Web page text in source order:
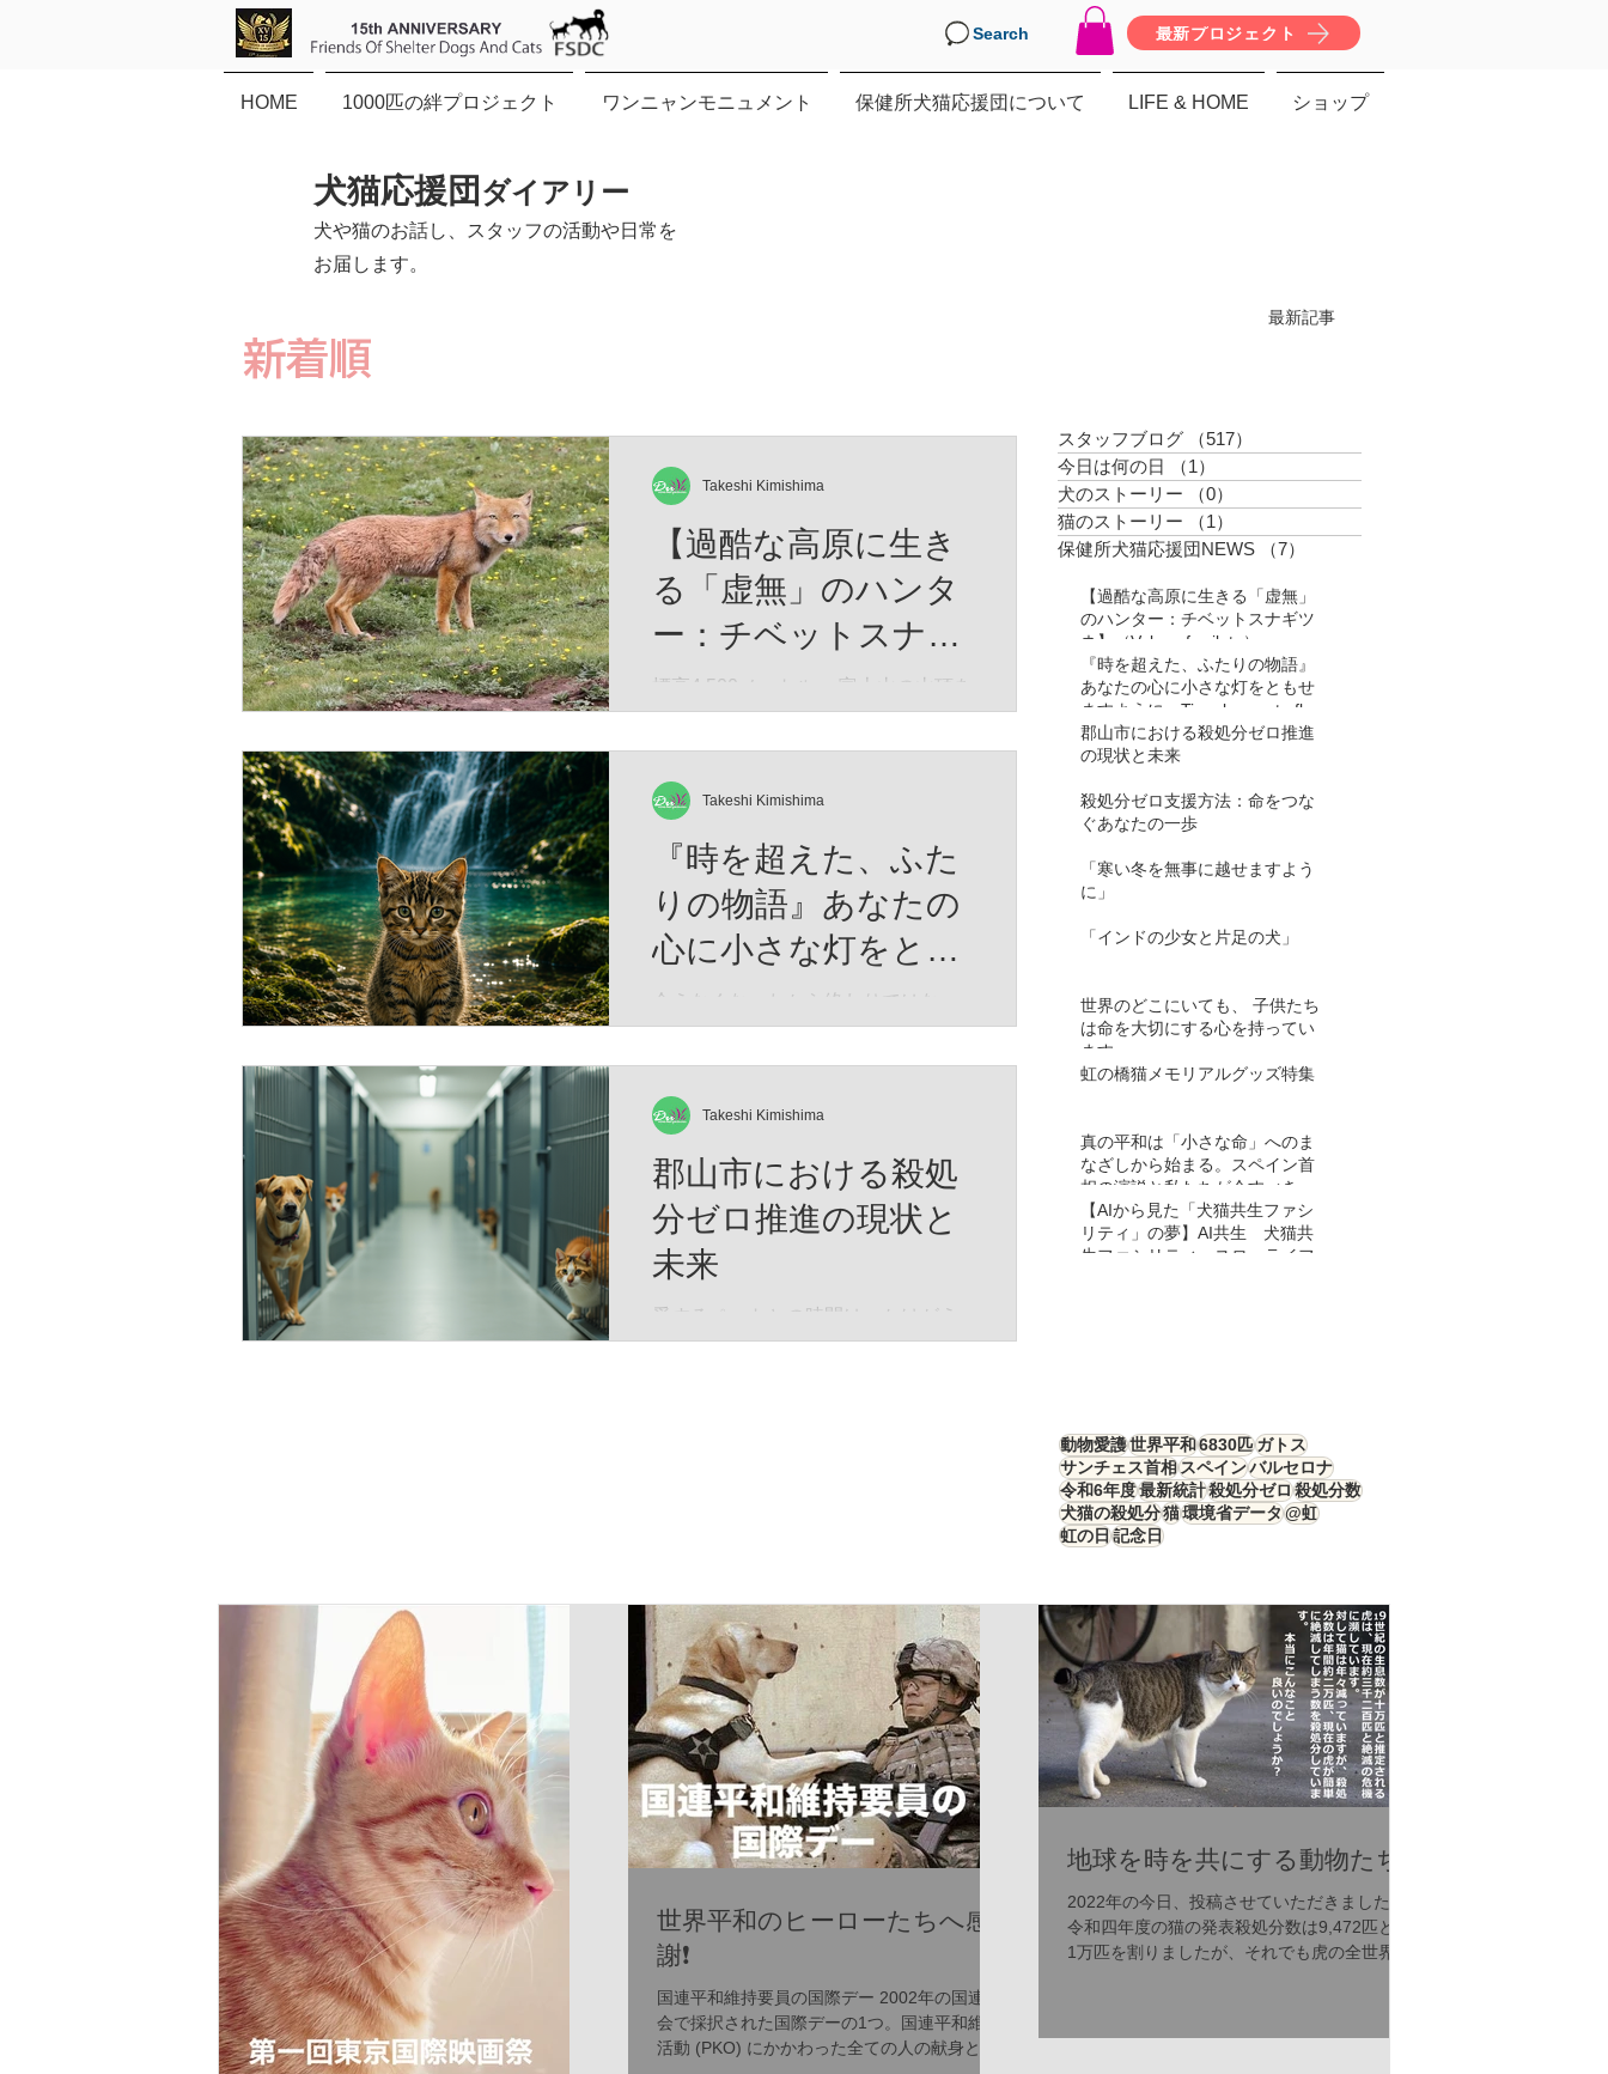
Search 最新プロジェクト
HOME 1000匹の絆プロジェクト ワンニャンモニュメント 保健所犬猫応援団について LIFE & HOME ショップ
犬猫応援団 ダイアリー
犬や猫のお話し、スタッフの活動や日常を
お届します。
新着順
【過酷な高原に生き
る「虚無」のハンタ
ー：チベットスナギ
ツネ】（Vulpes
標高4,500メートル。 富士山の山頂を
遥かに超え、酸素は地表の半分、冬
むかのようなこの極限の地に、世界
かれる捕食者が生息しています。 彼
の名はチベットスナギツネ（Vulpes
ferrilata）。 チベットスナギツネ 人
間の感情をすべて削ぎ落としたかの
ようなその「虚無の眼差し」は、
SNSでユーモラスなミームとして愛
されています。しかし、この唯一無
ン」なのです。 特徴的な四角い顔
ん。 高原の激しい嵐や、骨を刺すよ
うな寒さから頭部を守るため、彼ら
の頭部は極厚の冬毛で覆われていま
す。さらに、強烈な紫外線と吹きす
はこの寡黙な表情のまま、荒野のス
Takeshi Kimishima
『時を超えた、ふた
りの物語』あなたの
心に小さな灯をとも
せますように。Time
began to flow again
会えなくなったから終わりではな
い。 想い続けた時間もまた、 かけが
―― あなたと愛猫が夢の中で紡い
ん。
Takeshi Kimishima
郡山市における殺処
分ゼロ推進の現状と
未来
愛するペットとの時間は、かけがえ
のない宝物です。私たちが大切に育
動物の命を尊重し、無駄な殺処分を
なくすための活動が活発に行われて
います。行政と地域のボランティア
団体、そして市民が一体となって、
命を救うためのさまざまな施策を推
進中です。 具体的には、以下のよう
な取り組みが挙げられます。 譲渡会
の開催：保護された犬猫たちが新し
い家族と出会う場を定期的に設けて
います。 飼い主教育の強化：適切な
る講座やイベントを開催。 不妊・去
勢手術の助成：望まれない繁殖を防
地域猫活動の支援：野良猫の適正管
理を推進し、共生を目指す活動。 こ
れらの活動は、単に殺処分を減らす
Takeshi Kimishima
最新記事
スタッフブログ （517）
今日は何の日
（1）
犬のストーリー
（0）
猫のストーリー
（1）
保健所犬猫応援団NEWS
（7）
【過酷な高原に生きる「虚無」
のハンター：チベットスナギツ
ネ】（Vulpes ferrilata）
『時を超えた、ふたりの物語』
あなたの心に小さな灯をともせ
ますように。Time began to flow
again
郡山市における殺処分ゼロ推進
の現状と未来
殺処分ゼロ支援方法：命をつな
ぐあなたの一歩
「寒い冬を無事に越せますよう
に」
「インドの少女と片足の犬」
世界のどこにいても、 子供たち
は命を大切にする心を持ってい
ます。
虹の橋猫メモリアルグッズ特集
真の平和は「小さな命」へのま
なざしから始まる。スペイン首
相の演説と私たちが今すべきこ
と【AIから見た「犬猫共生ファシ
リティ」の夢】AI共生 犬猫共
生ファシリティ スローライフ
動物愛護世界平和6830匹ガトス
サンチェス首相スペインバルセロナ
令和6年度最新統計殺処分ゼロ殺処分数
犬猫の殺処分猫環境省データ@虹
虹の日記念日
世界平和のヒーローたちへ感
謝❗️
国連平和維持要員の国際デー 2002年の国連総
会で採択された国際デーの1つ。国連平和維持
活動 (PKO) にかかわった全ての人の献身と勇
地球を時を共にする動物たち
2022年の今日、投稿させていただきました。
令和四年度の猫の発表殺処分数は9,472匹と、
1万匹を割りましたが、それでも虎の全世界生